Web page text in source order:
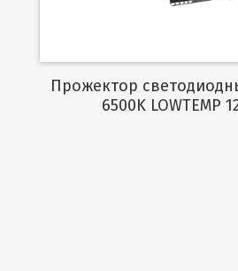
Прожектор светодиодный PFL-S8 150w
6500K LOWTEMP